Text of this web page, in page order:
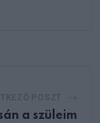
a szüleim